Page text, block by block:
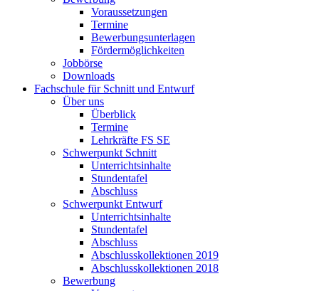
Voraussetzungen
Termine
Bewerbungsunterlagen
Fördermöglichkeiten
Jobbörse
Downloads
Fachschule für Schnitt und Entwurf
Über uns
Überblick
Termine
Lehrkräfte FS SE
Schwerpunkt Schnitt
Unterrichtsinhalte
Stundentafel
Abschluss
Schwerpunkt Entwurf
Unterrichtsinhalte
Stundentafel
Abschluss
Abschlusskollektionen 2019
Abschlusskollektionen 2018
Bewerbung